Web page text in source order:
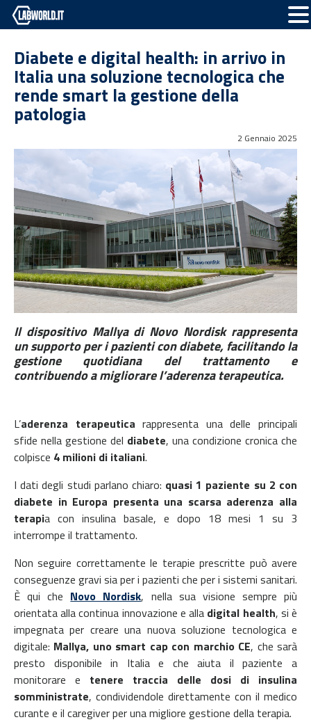
Diabete e digital health: in arrivo in
Italia una soluzione tecnologica che
rende smart la gestione della
patologia
2 Gennaio 2025
Il dispositivo Mallya di Novo Nordisk rappresenta
un supporto per i pazienti con diabete, facilitando la
gestione quotidiana del trattamento e
contribuendo a migliorare l’aderenza terapeutica.
L’aderenza terapeutica rappresenta una delle principali
sfide nella gestione del diabete, una condizione cronica che
colpisce 4 milioni di italiani.
I dati degli studi parlano chiaro: quasi 1 paziente su 2 con
diabete in Europa presenta una scarsa aderenza alla
terapia con insulina basale, e dopo 18 mesi 1 su 3
interrompe il trattamento.
Non seguire correttamente le terapie prescritte può avere
conseguenze gravi sia per i pazienti che per i sistemi sanitari.
È qui che Novo Nordisk, nella sua visione sempre più
orientata alla continua innovazione e alla digital health, si è
impegnata per creare una nuova soluzione tecnologica e
digitale: Mallya, uno smart cap con marchio CE, che sarà
presto disponibile in Italia e che aiuta il paziente a
monitorare e tenere traccia delle dosi di insulina
somministrate, condividendole direttamente con il medico
curante e il caregiver per una migliore gestione della terapia.